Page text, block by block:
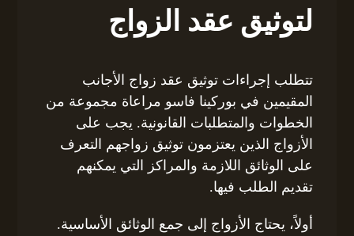
لتوثيق عقد الزواج
تتطلب إجراءات توثيق عقد زواج الأجانب
المقيمين في بوركينا فاسو مراعاة مجموعة من
الخطوات والمتطلبات القانونية. يجب على
الأزواج الذين يعتزمون توثيق زواجهم التعرف
على الوثائق اللازمة والمراكز التي يمكنهم
تقديم الطلب فيها.
أولاً، يحتاج الأزواج إلى جمع الوثائق الأساسية.